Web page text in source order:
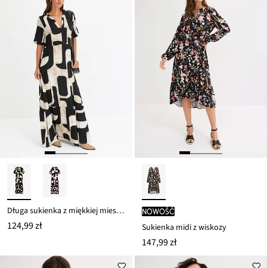
Długa sukienka z miękkiej mieszanki wiskozy
124,99 zł
nowość
Sukienka midi z wiskozy
147,99 zł